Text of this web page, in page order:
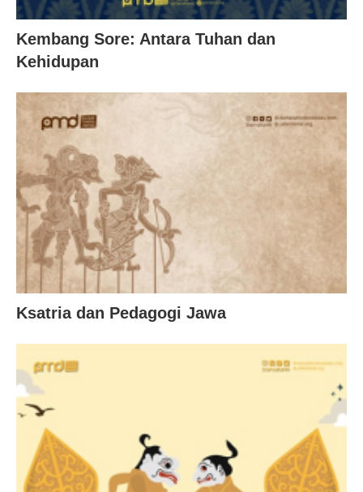
Kembang Sore: Antara Tuhan dan
Kehidupan
Ksatria dan Pedagogi Jawa